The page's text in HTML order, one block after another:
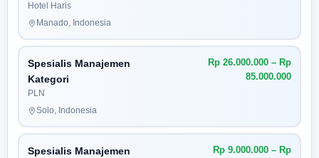
Hotel Haris
Manado, Indonesia
Spesialis Manajemen
Kategori
PLN
Rp 26.000.000 – Rp
85.000.000
Solo, Indonesia
Spesialis Manajemen
Rp 9.000.000 – Rp